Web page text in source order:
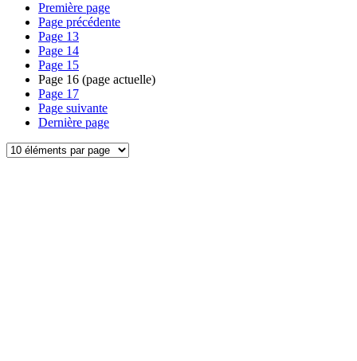
Première page
Page précédente
Page 13
Page 14
Page 15
Page 16 (page actuelle)
Page 17
Page suivante
Dernière page